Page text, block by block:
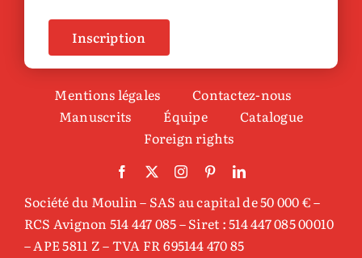
Inscription
Mentions légales
Contactez-nous
Manuscrits
Équipe
Catalogue
Foreign rights
Société du Moulin – SAS au capital de 50 000 € –
RCS Avignon 514 447 085 – Siret : 514 447 085 00010
– APE 5811 Z – TVA FR 695144 470 85